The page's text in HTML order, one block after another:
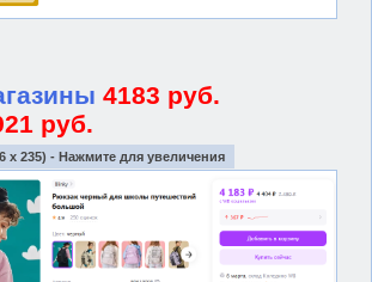
4183 руб.
руб.
x 235) - Нажмите для увеличения